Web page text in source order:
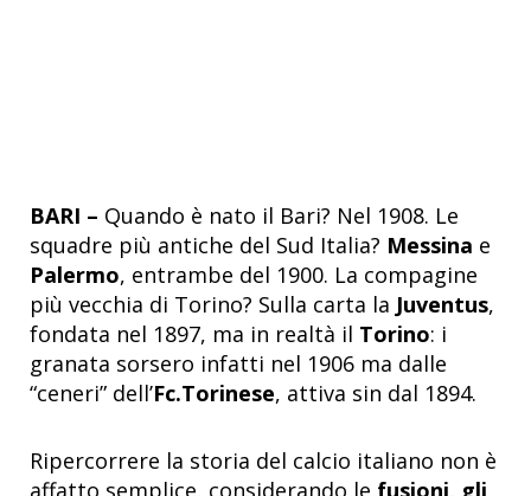
BARI – Quando è nato il Bari? Nel 1908. Le
squadre più antiche del Sud Italia? Messina e
Palermo, entrambe del 1900. La compagine
più vecchia di Torino? Sulla carta la Juventus,
fondata nel 1897, ma in realtà il Torino: i
granata sorsero infatti nel 1906 ma dalle
“ceneri” dell’Fc.Torinese, attiva sin dal 1894.
Ripercorrere la storia del calcio italiano non è
affatto semplice, considerando le fusioni, gli